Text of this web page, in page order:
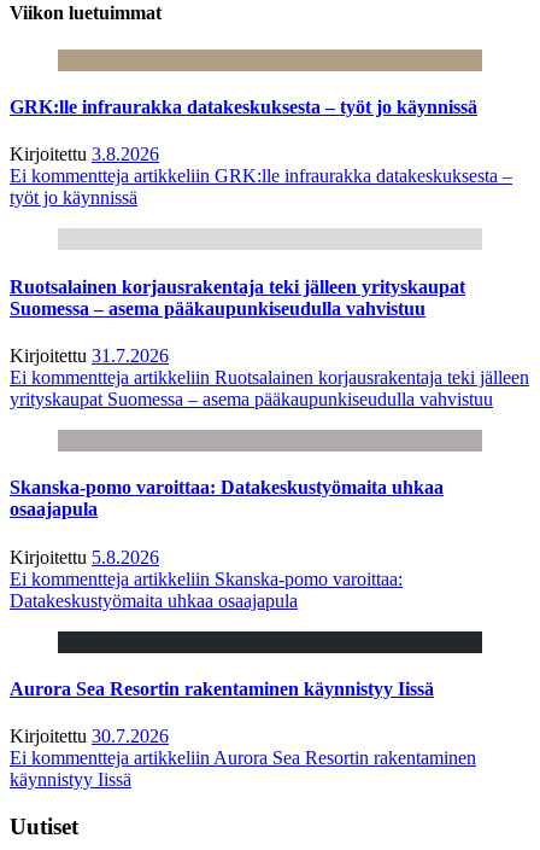
Viikon luetuimmat
GRK:lle infraurakka datakeskuksesta – työt jo käynnissä
Kirjoitettu 3.8.2026
Ei kommentteja artikkeliin GRK:lle infraurakka datakeskuksesta –
työt jo käynnissä
Ruotsalainen korjausrakentaja teki jälleen yrityskaupat
Suomessa – asema pääkaupunkiseudulla vahvistuu
Kirjoitettu 31.7.2026
Ei kommentteja artikkeliin Ruotsalainen korjausrakentaja teki jälleen
yrityskaupat Suomessa – asema pääkaupunkiseudulla vahvistuu
Skanska-pomo varoittaa: Datakeskustyömaita uhkaa
osaajapula
Kirjoitettu 5.8.2026
Ei kommentteja artikkeliin Skanska-pomo varoittaa:
Datakeskustyömaita uhkaa osaajapula
Aurora Sea Resortin rakentaminen käynnistyy Iissä
Kirjoitettu 30.7.2026
Ei kommentteja artikkeliin Aurora Sea Resortin rakentaminen
käynnistyy Iissä
Uutiset